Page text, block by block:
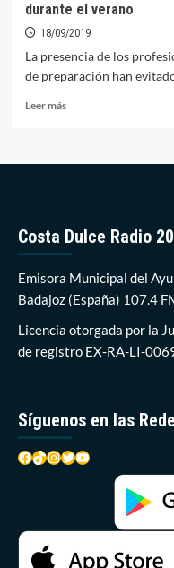
durante el verano
18/09/2019
La presencia de los
de preparación han
Leer másLeer
más
de
300
incidencias
durante
verano
Costa Dulce Radio
Emisora Municipal del
Badajoz (España) 107.4
Licencia otorgada por la
de registro EX-RA-LI-
Síguenos en las
Facebook
TikTok
Instagram
Twitter
YouTube